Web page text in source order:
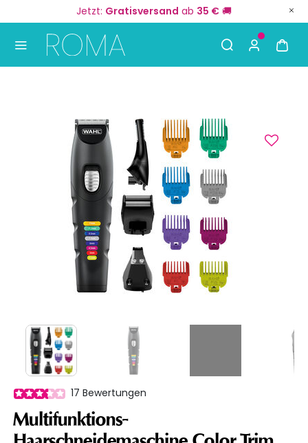
Jetzt: Gratisversand ab 35 € 🚚
17 Bewertungen
Multifunktions-